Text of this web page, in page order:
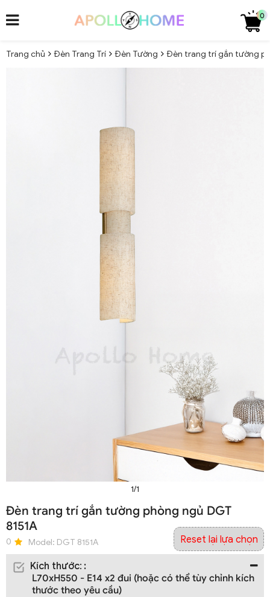
0
Trang chủ Đèn Trang Trí Đèn Tường Đèn trang trí gắn tường
1/1
Đèn trang trí gắn tường phòng ngủ DGT
8151A
0 Model: DGT 8151A
Kích thước: :
L70xH550 - E14 x2 đui (hoặc có thể tùy chỉnh kích
thước theo yêu cầu)
Reset lại lựa chọn